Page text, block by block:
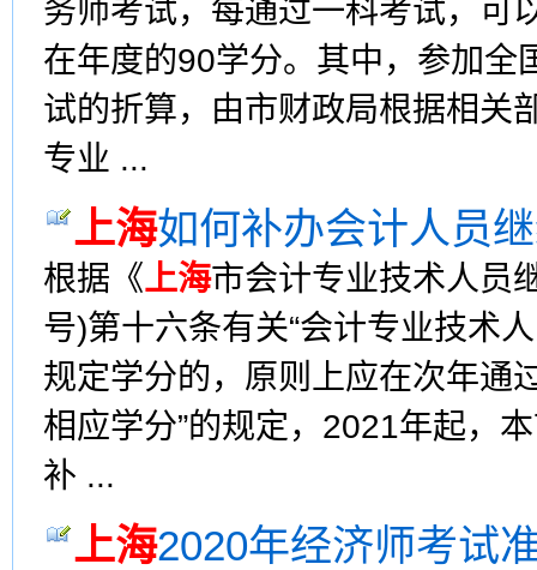
务师考试，每通过一科考试，可
在年度的90学分。其中，参加全
试的折算，由市财政局根据相关
专业 ...
上海如何补办会计人员
根据《上海市会计专业技术人员
号)第十六条有关“会计专业技术
规定学分的，原则上应在次年通
相应学分”的规定，2021年起，
补 ...
上海2020年经济师考试